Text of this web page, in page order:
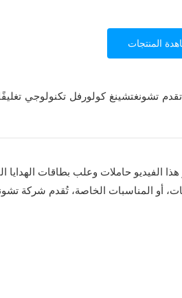
المنتجات
تقدم تشونغتشينغ كولورفل تكنولوجي
الفيديو حاملات وعلب بطاقات الهدايا
أو المناسبات الخاصة، تُقدم شركة